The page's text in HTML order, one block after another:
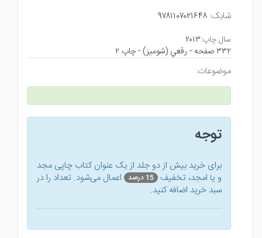
شابک: ۹۷۸۱۱۰۷۰۲۱۶۴۸
سال چاپ:۲۰۱۳
۳۳۲ صفحه - رقعي (شوميز) - چاپ ۲
موضوعات:
توجه
برای خرید بیش از دو جلد از یک عنوان کتاب‌ چاپی مجد
و یا امجد، تخفیف 15 درصد
اعمال می‌شود. تعداد را در
سبد خرید اضافه کنید.